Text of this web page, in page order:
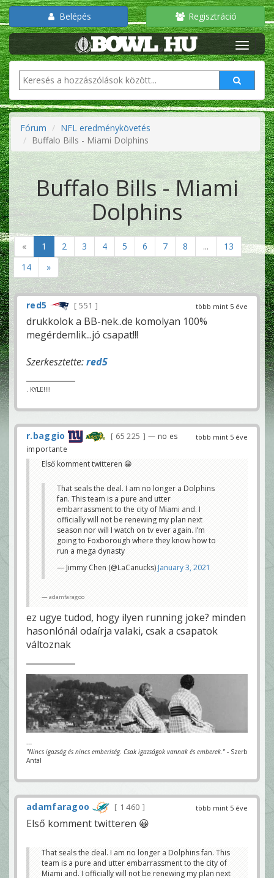
Belépés Regisztráció
Fórum
NFL eredménykövetés
Buffalo Bills - Miami Dolphins
Buffalo Bills - Miami
Dolphins
« 1 2 3 4 5 6 7 8 ...
13
14
»
több mint 5 éve
red5 551
drukkolok a BB-nek..de komolyan 100%
megérdemlik...jó csapat!!!
Szerkesztette:red5
. KYLE!!!!
több mint 5 éve
r.baggio 65 225
— no es
importante
Első komment twitteren 😀
That seals the deal. I am no longer a Dolphins
fan. This team is a pure and utter
embarrassment to the city of Miami and. I
officially will not be renewing my plan next
season nor will I watch on tv ever again. I’m
going to Foxborough where they know how to
run a mega dynasty
— Jimmy Chen (@LaCanucks)January 3, 2021
adamfaragoo
ez ugye tudod, hogy ilyen running joke? minden
hasonlónál odaírja valaki, csak a csapatok
változnak
---
"Nincs igazság és nincs emberiség. Csak igazságok vannak és emberek." - Szerb
Antal
több mint 5 éve
adamfaragoo 1 460
Első komment twitteren 😀
That seals the deal. I am no longer a Dolphins fan. This
team is a pure and utter embarrassment to the city of
Miami and. I officially will not be renewing my plan next